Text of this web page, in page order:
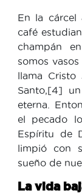
En la cárcel
café
champán
somos
llama Cristo
Santo,[4]
eterna.
el pecado
Espíritu de
limpió con
sueño de
La vida